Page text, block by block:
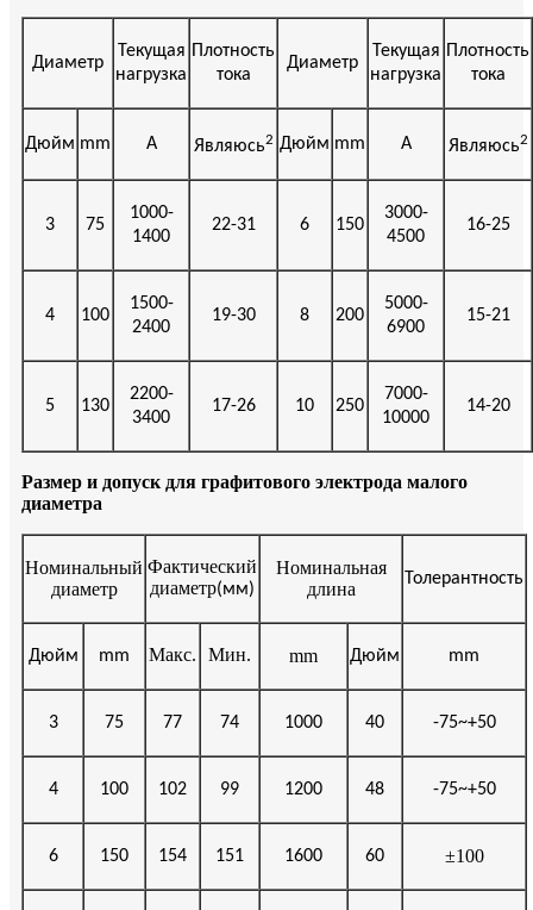
Диаметр
Текущая
нагрузка
Плотность
тока
Диаметр
Текущая
нагрузка
Плотность
тока
Дюйм mm A Являюсь2 Дюйм mm A Являюсь2
3 75
1000-
1400
22-31 6 150
3000-
4500
16-25
4 100
1500-
2400
19-30 8 200
5000-
6900
15-21
5 130
2200-
3400
17-26 10 250
7000-
10000
14-20
Размер и допуск для графитового электрода малого
диаметра
Номинальный
диаметр
Фактический
диаметр(мм)
Номинальная
длина
Толерантность
Дюйм mm Макс. Мин. mm Дюйм mm
3 75 77 74 1000 40 -75~+50
4 100 102 99 1200 48 -75~+50
6 150 154 151 1600 60 ±100